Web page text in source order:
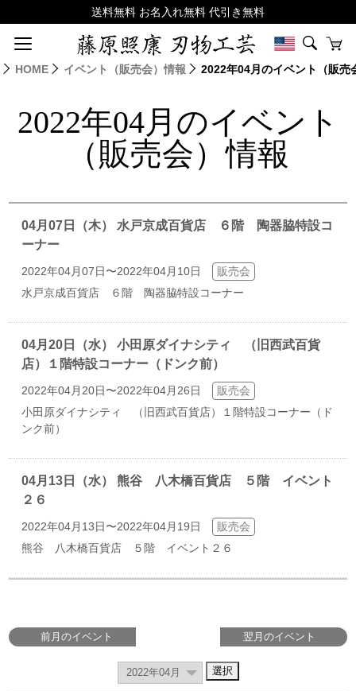
HOME イベント（販売会）情報 2022年04月のイベント（販売
2022年04月のイベント
（販売会）情報
04月07日（木） 水戸京成百貨店 ６階 陶器脇特設コ
ーナー
2022年04月07日〜2022年04月10日
販売会
水戸京成百貨店 ６階 陶器脇特設コーナー
04月20日（水） 小田原ダイナシティ （旧西武百貨
店）１階特設コーナー（ドンク前）
2022年04月20日〜2022年04月26日
販売会
小田原ダイナシティ （旧西武百貨店）１階特設コーナー（ド
ンク前）
04月13日（水） 熊谷 八木橋百貨店 ５階 イベント
２６
2022年04月13日〜2022年04月19日
販売会
熊谷 八木橋百貨店 ５階 イベント２６
前月のイベント 翌月のイベント